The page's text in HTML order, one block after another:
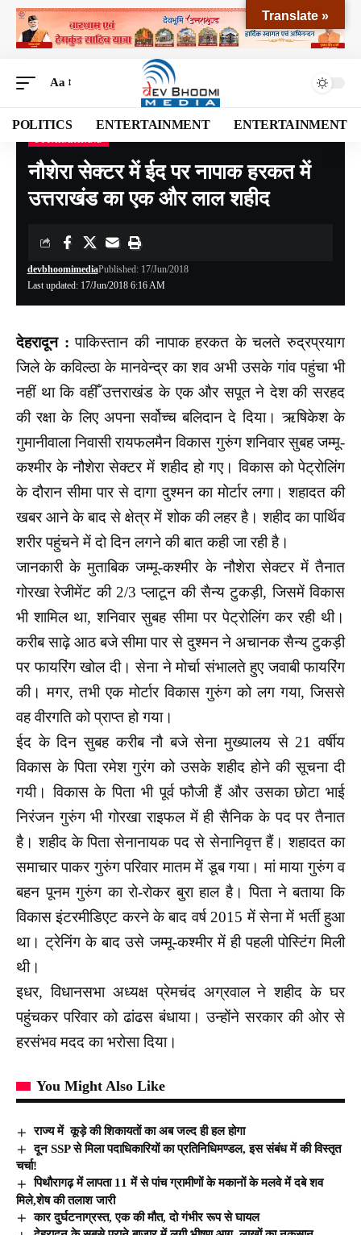
Aa
POLITICS ENTERTAINMENT ENTERTAINMENT
Devbhoomi Media>Blog >NATIONAL> UTTARAKHAND>नौशेरा सेक्टर में ईद पर नापाक हरकत में उत्तराखंड का एक और लाल शहीद
नौशेरा सेक्टर में ईद पर नापाक हरकत में
उत्तराखंड का एक और लाल शहीद
Last updated: 17/Jun/2018 6:16 AM
devbhoomimediaPublished: 17/Jun/2018
देहरादून : पाकिस्तान की नापाक हरकत के चलते रुद्रप्रयाग
जिले के कविल्ठा के मानवेन्द्र का शव अभी उसके गांव पहुंचा भी
नहीं था कि वहीँ उत्तराखंड के एक और सपूत ने देश की सरहद
की रक्षा के लिए अपना सर्वोच्च बलिदान दे दिया। ऋषिकेश के
गुमानीवाला निवासी रायफलमैन विकास गुरुंग शनिवार सुबह जम्मू-
कश्मीर के नौशेरा सेक्टर में शहीद हो गए। विकास को पेट्रोलिंग
के दौरान सीमा पार से दागा दुश्मन का मोर्टार लगा। शहादत की
खबर आने के बाद से क्षेत्र में शोक की लहर है। शहीद का पार्थिव
शरीर पहुंचने में दो दिन लगने की बात कही जा रही है।
जानकारी के मुताबिक जम्मू-कश्मीर के नौशेरा सेक्टर में तैनात
गोरखा रेजीमेंट की 2/3 प्लाटून की सैन्य टुकड़ी, जिसमें विकास
भी शामिल था, शनिवार सुबह सीमा पर पेट्रोलिंग कर रही थी।
करीब साढ़े आठ बजे सीमा पार से दुश्मन ने अचानक सैन्य टुकड़ी
पर फायरिंग खोल दी। सेना ने मोर्चा संभालते हुए जवाबी फायरिंग
की। मगर, तभी एक मोर्टार विकास गुरुंग को लग गया, जिससे
वह वीरगति को प्राप्त हो गया।
ईद के दिन सुबह करीब नौ बजे सेना मुख्यालय से 21 वर्षीय
विकास के पिता रमेश गुरंग को उसके शहीद होने की सूचना दी
गयी। विकास के पिता भी पूर्व फौजी हैं और उसका छोटा भाई
निरंजन गुरुंग भी गोरखा राइफल में ही सैनिक के पद पर तैनात
है। शहीद के पिता सेनानायक पद से सेनानिवृत्त हैं। शहादत का
समाचार पाकर गुरुंग परिवार मातम में डूब गया। मां माया गुरुंग व
बहन पूनम गुरुंग का रो-रोकर बुरा हाल है। पिता ने बताया कि
विकास इंटरमीडिएट करने के बाद वर्ष 2015 में सेना में भर्ती हुआ
था। ट्रेनिंग के बाद उसे जम्मू-कश्मीर में ही पहली पोस्टिंग मिली
थी।
इधर, विधानसभा अध्यक्ष प्रेमचंद अग्रवाल ने शहीद के घर
पहुंचकर परिवार को ढांढस बंधाया। उन्होंने सरकार की ओर से
हरसंभव मदद का भरोसा दिया।
You Might Also Like
राज्य में कूड़े की शिकायतों का अब जल्द ही हल होगा
दून SSP से मिला पदाधिकारियों का प्रतिनिधिमण्डल, इस संबंध में की विस्तृत
चर्चा!
पिथौरागढ़ में लापता 11 में से पांच ग्रामीणों के मकानों के मलवे में दबे शव
मिले,शेष की तलाश जारी
कार दुर्घटनाग्रस्त, एक की मौत, दो गंभीर रूप से घायल
Translate »